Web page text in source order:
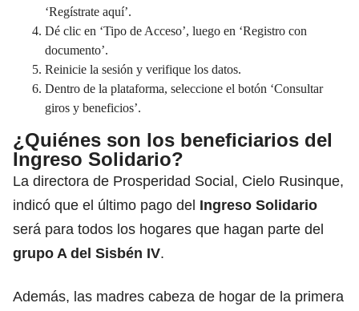
‘Regístrate aquí’.
Dé clic en ‘Tipo de Acceso’, luego en ‘Registro con
documento’.
Reinicie la sesión y verifique los datos.
Dentro de la plataforma, seleccione el botón ‘Consultar
giros y beneficios’.
¿Quiénes son los beneficiarios del
Ingreso Solidario?
La directora de Prosperidad Social, Cielo Rusinque,
indicó que el último pago del Ingreso Solidario
será para todos los hogares que hagan parte del
grupo A del Sisbén IV.
Además, las madres cabeza de hogar de la primera